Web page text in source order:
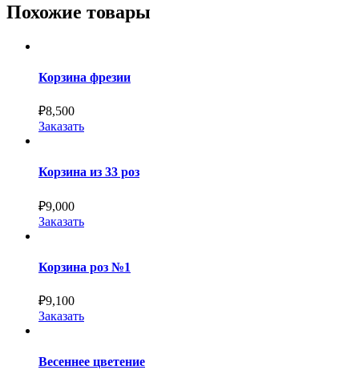
Похожие товары
Корзина фрезии
₽8,500
Заказать
Корзина из 33 роз
₽9,000
Заказать
Корзина роз №1
₽9,100
Заказать
Весеннее цветение